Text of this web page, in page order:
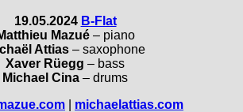
19.05.2024 B-Flat
Mazué– piano
Attias– saxophone
Xaver Rüegg – bass
Michael Cina – drums
michaelattias.com